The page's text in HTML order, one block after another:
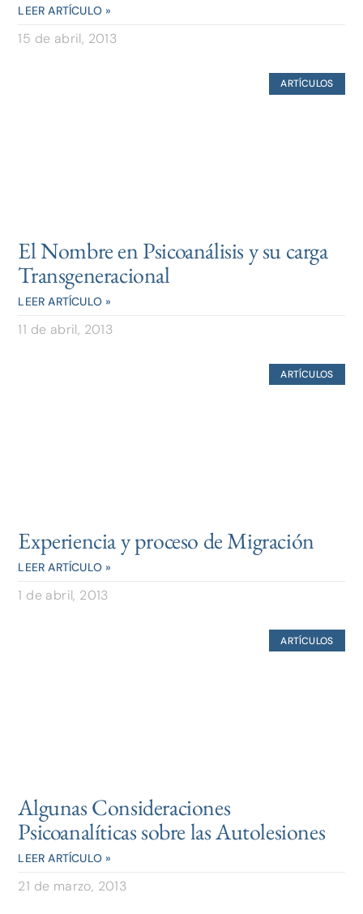
LEER ARTÍCULO »
15 de abril, 2013
ARTÍCULOS
El Nombre en Psicoanálisis y su carga
Transgeneracional
LEER ARTÍCULO »
11 de abril, 2013
ARTÍCULOS
Experiencia y proceso de Migración
LEER ARTÍCULO »
1 de abril, 2013
ARTÍCULOS
Algunas Consideraciones
Psicoanalíticas sobre las Autolesiones
LEER ARTÍCULO »
21 de marzo, 2013